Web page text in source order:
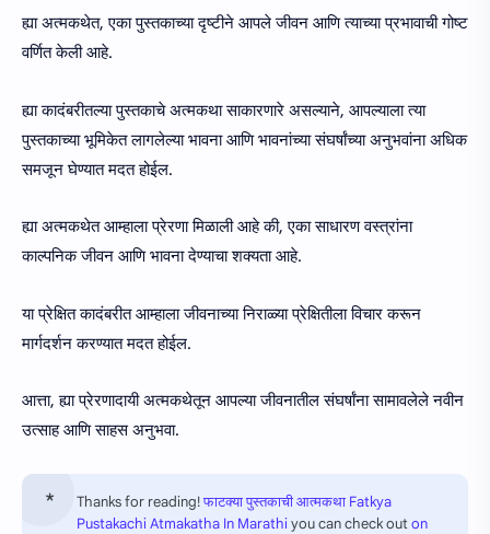
ह्या अत्मकथेत, एका पुस्तकाच्या दृष्टीने आपले जीवन आणि त्याच्या प्रभावाची गोष्ट
वर्णित केली आहे.
ह्या कादंबरीतल्या पुस्तकाचे अत्मकथा साकारणारे असल्याने, आपल्याला त्या
पुस्तकाच्या भूमिकेत लागलेल्या भावना आणि भावनांच्या संघर्षांच्या अनुभवांना अधिक
समजून घेण्यात मदत होईल.
ह्या अत्मकथेत आम्हाला प्रेरणा मिळाली आहे की, एका साधारण वस्त्रांना
काल्पनिक जीवन आणि भावना देण्याचा शक्यता आहे.
या प्रेक्षित कादंबरीत आम्हाला जीवनाच्या निराळ्या प्रेक्षितीला विचार करून
मार्गदर्शन करण्यात मदत होईल.
आत्ता, ह्या प्रेरणादायी अत्मकथेतून आपल्या जीवनातील संघर्षांना सामावलेले नवीन
उत्साह आणि साहस अनुभवा.
Thanks for reading!फाटक्या पुस्तकाची आत्मकथा Fatkya
Pustakachi Atmakatha In Marathiyou can check outon